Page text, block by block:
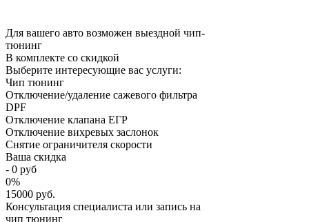
Для вашего авто возможен выездной чип-
тюнинг
В комплекте со скидкой
Выберите интересующие вас услуги:
Чип тюнинг
Отключение/удаление сажевого фильтра
DPF
Отключение клапана ЕГР
Отключение вихревых заслонок
Снятие ограничителя скорости
Ваша скидка
- 0 руб
0%
15000 руб.
Консультация специалиста или запись на
чип тюнинг